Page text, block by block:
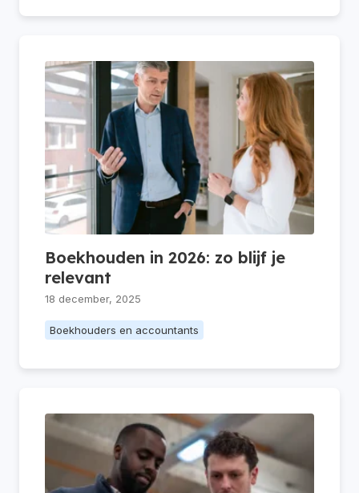
Boekhouden in 2026: zo blijf je
relevant
18 december, 2025
Boekhouders en accountants